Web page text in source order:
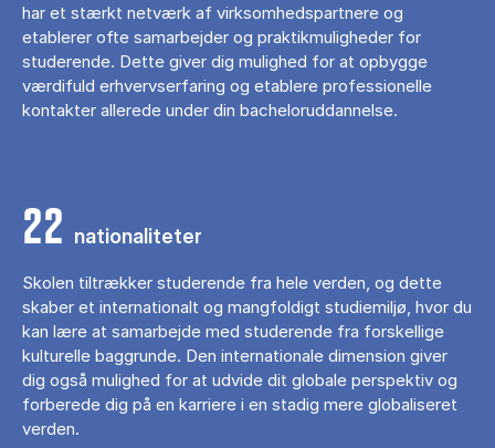
har et stærkt netværk af virksomhedspartnere og
etablerer ofte samarbejder og praktikmuligheder for
studerende. Dette giver dig mulighed for at opbygge
værdifuld erhvervserfaring og etablere professionelle
kontakter allerede under din bacheloruddannelse.
22 nationaliteter
Skolen tiltrækker studerende fra hele verden, og dette
skaber et internationalt og mangfoldigt studiemiljø, hvor du
kan lære at samarbejde med studerende fra forskellige
kulturelle baggrunde. Den internationale dimension giver
dig også mulighed for at udvide dit globale perspektiv og
forberede dig på en karriere i en stadig mere globaliseret
verden.